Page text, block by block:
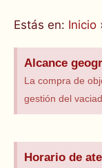
Estás en: Inicio
Alcance
La compra de
gestión del
Horario de